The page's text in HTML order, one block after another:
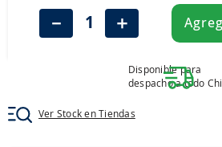
＋
－
Disponible para
despacho a todo
Ver Stock en Tiendas
aceite
255